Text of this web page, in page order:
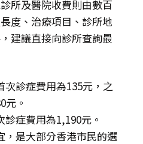
所及醫院收費則由數百
度、治療項目、診所地
建議直接向診所查詢最
次診症費用為135元，之
元。
症費用為1,190元。
，是大部分香港市民的選